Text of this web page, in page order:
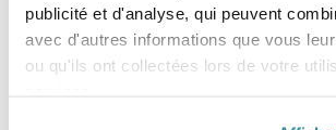
publicité et d'analyse, qui peuvent
avec d'autres informations que vous
ou qu'ils ont collectées lors de votre
Bob Forward WIP Surf Bob Bump
Shell
Prix
79,99 €
Casquette
Signal
Prix